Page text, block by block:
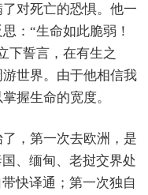
对死亡的恐惧。他一
：“生命如此脆弱！
下誓言，在有生之
世界。由于他相信我
握生命的宽度。
，第一次去欧洲，是
、缅甸、老挝交界处
快译通；第一次独自